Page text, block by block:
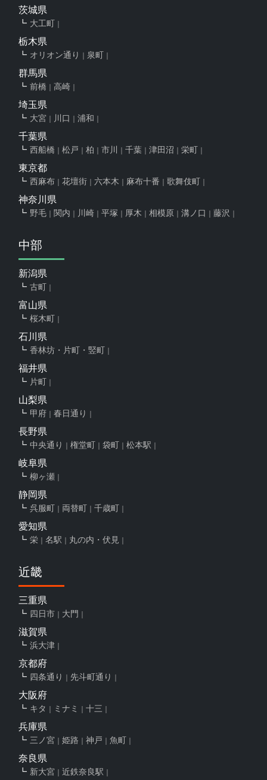
茨城県
大工町
栃木県
オリオン通り 泉町
群馬県
前橋 高崎
埼玉県
大宮 川口 浦和
千葉県
西船橋 松戸 柏 市川 千葉 津田沼 栄町
東京都
西麻布 花壇街 六本木 麻布十番 歌舞伎町
神奈川県
野毛 関内 川崎 平塚 厚木 相模原 溝ノ口 藤沢
中部
新潟県
古町
富山県
桜木町
石川県
香林坊・片町・竪町
福井県
片町
山梨県
甲府 春日通り
長野県
中央通り 権堂町 袋町 松本駅
岐阜県
柳ヶ瀬
静岡県
呉服町 両替町 千歳町
愛知県
栄 名駅 丸の内・伏見
近畿
三重県
四日市 大門
滋賀県
浜大津
京都府
四条通り 先斗町通り
大阪府
キタ ミナミ 十三
兵庫県
三ノ宮 姫路 神戸 魚町
奈良県
新大宮 近鉄奈良駅